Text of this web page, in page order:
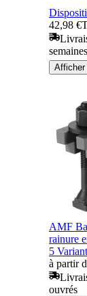
42,98 €
semaines
Afficher
AMF
rainure
5
à partir
ouvrés